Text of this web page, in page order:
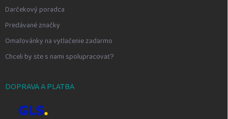
Darčekový poradca
Predávané značky
Omaľovánky na vytlačenie zadarmo
Chceli by ste s nami spolupracovať?
DOPRAVA A PLATBA